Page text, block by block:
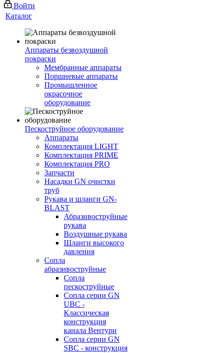
Войти
Каталог
Аппараты безвоздушной
покраски
Мембранные аппараты
Поршневые аппараты
Промышленное
окрасочное
оборудование
Пескоструйное оборудование
Аппараты
Комплектация LIGHT
Комплектация PRIME
Комплектация PRO
Запчасти
Насадки GN очистки
труб
Рукава и шланги GN-
BLAST
Абразивоструйные
рукава
Воздушные рукава
Шланги высокого
давления
Сопла
абразивоструйные
Сопла
пескоструйные
Сопла серии GN
UBC -
Классическая
конструкция
канала Вентури
Сопла серии GN
SBC - конструкция